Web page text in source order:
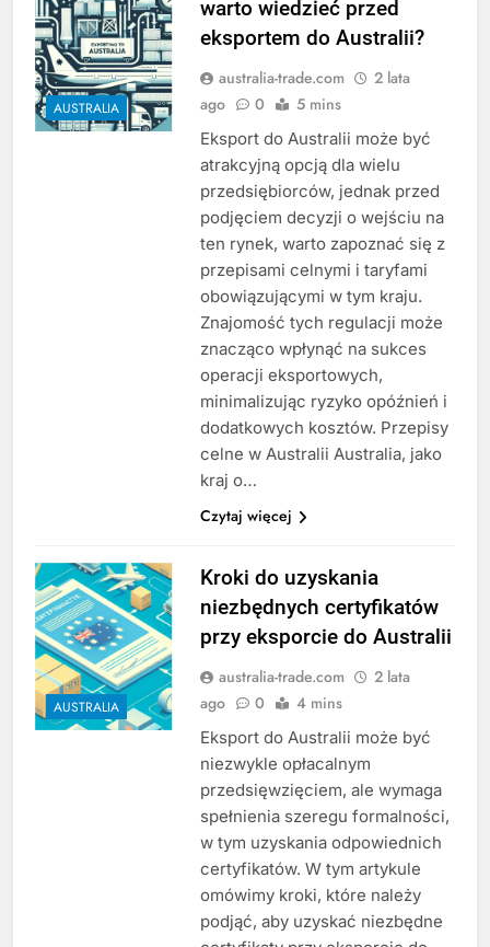
AUSTRALIA
warto wiedzieć przed
eksportem do Australii?
australia-trade.com
2 lata
ago
0 5 mins
Eksport do Australii może być
atrakcyjną opcją dla wielu
przedsiębiorców, jednak przed
podjęciem decyzji o wejściu na
ten rynek, warto zapoznać się z
przepisami celnymi i taryfami
obowiązującymi w tym kraju.
Znajomość tych regulacji może
znacząco wpłynąć na sukces
operacji eksportowych,
minimalizując ryzyko opóźnień i
dodatkowych kosztów. Przepisy
celne w Australii Australia, jako
kraj o…
Czytaj więcej
AUSTRALIA
Kroki do uzyskania
niezbędnych certyfikatów
przy eksporcie do Australii
australia-trade.com
2 lata
ago
0 4 mins
Eksport do Australii może być
niezwykle opłacalnym
przedsięwzięciem, ale wymaga
spełnienia szeregu formalności,
w tym uzyskania odpowiednich
certyfikatów. W tym artykule
omówimy kroki, które należy
podjąć, aby uzyskać niezbędne